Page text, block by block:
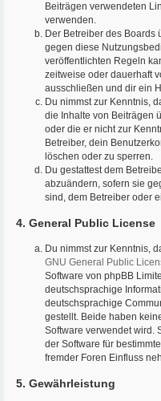
Beiträgen verwendeten
verwenden.
Der Betreiber des Boards
gegen diese
veröffentlichten Regeln
zeitweise oder dauerhaft
ausschließen und dir ein
Du nimmst zur Kenntnis,
die Inhalte von Beiträgen
oder die er nicht zur
Betreiber, dein
löschen oder zu sperren.
Du gestattest dem
abzuändern, sofern sie
sind, dem Betreiber oder
4. General Public License
Du nimmst zur Kenntnis,
GNU General Public
Software von phpBB
deutschsprachige
deutschsprachige
gestellt. Beide haben
Software verwendet wird.
der Software für
fremder Foren Einfluss
5. Gewährleistung